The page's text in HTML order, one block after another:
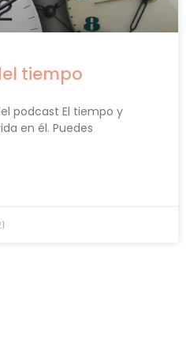
tiempo
podcast El tiempo y
en él. Puedes